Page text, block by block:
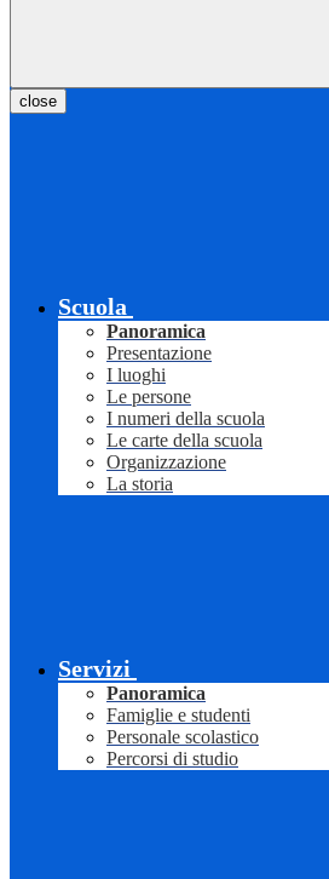
close
Scuola
Panoramica
Presentazione
I luoghi
Le persone
I numeri della scuola
Le carte della scuola
Organizzazione
La storia
Servizi
Panoramica
Famiglie e studenti
Personale scolastico
Percorsi di studio